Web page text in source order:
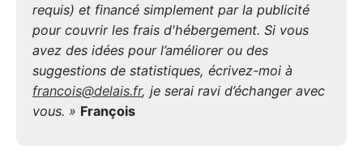
requis) et financé simplement par la publicité
pour couvrir les frais d'hébergement. Si vous
avez des idées pour l’améliorer ou des
suggestions de statistiques, écrivez-moi à
francois@delais.fr, je serai ravi d’échanger avec
vous. » François